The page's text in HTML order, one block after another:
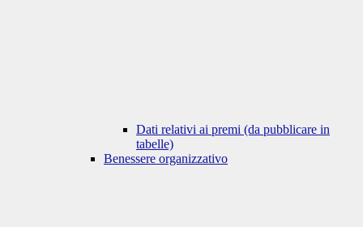
Dati relativi ai premi (da pubblicare in
tabelle)
Benessere organizzativo